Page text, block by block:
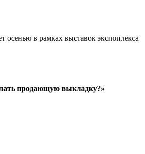
осенью в рамках выставок экспоплекса
продающую выкладку?»